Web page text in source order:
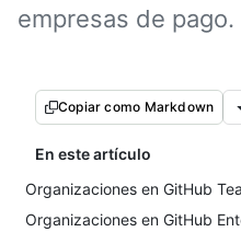
empresas de pago.
Copiar como Markdown
En este artículo
Organizaciones en GitHub
Organizaciones en GitHub